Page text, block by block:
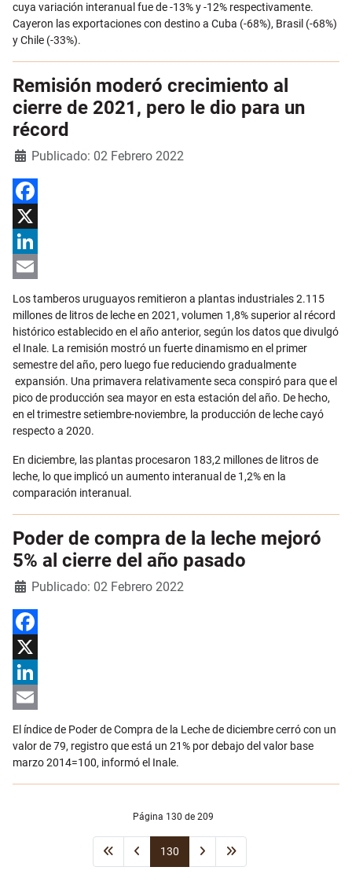
cuya variación interanual fue de -13% y -12% respectivamente.
Cayeron las exportaciones con destino a Cuba (-68%), Brasil (-68%)
y Chile (-33%).
Remisión moderó crecimiento al
cierre de 2021, pero le dio para un
récord
DetallesPublicado: 02 Febrero 2022
Facebook
X
LinkedIn
Los tamberos uruguayos remitieron a plantas industriales 2.115
millones de litros de leche en 2021, volumen 1,8% superior al récord
histórico establecido en el año anterior, según los datos que divulgó
el Inale. La remisión mostró un fuerte dinamismo en el primer
semestre del año, pero luego fue reduciendo gradualmente
expansión. Una primavera relativamente seca conspiró para que el
pico de producción sea mayor en esta estación del año. De hecho,
en el trimestre setiembre-noviembre, la producción de leche cayó
respecto a 2020.
En diciembre, las plantas procesaron 183,2 millones de litros de
leche, lo que implicó un aumento interanual de 1,2% en la
comparación interanual.
Poder de compra de la leche mejoró
5% al cierre del año pasado
DetallesPublicado: 02 Febrero 2022
Facebook
X
LinkedIn
Email
El índice de Poder de Compra de la Leche de diciembre cerró con un
valor de 79, registro que está un 21% por debajo del valor base
marzo 2014=100, informó el Inale.
Página 130 de 209
130